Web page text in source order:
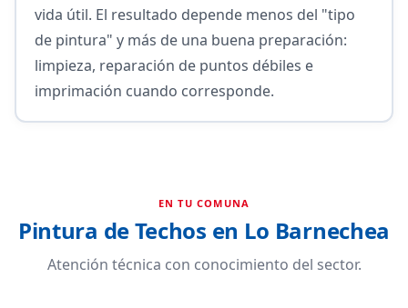
vida útil. El resultado depende menos del "tipo
de pintura" y más de una buena preparación:
limpieza, reparación de puntos débiles e
imprimación cuando corresponde.
EN TU COMUNA
Pintura de Techos en Lo Barnechea
Atención técnica con conocimiento del sector.